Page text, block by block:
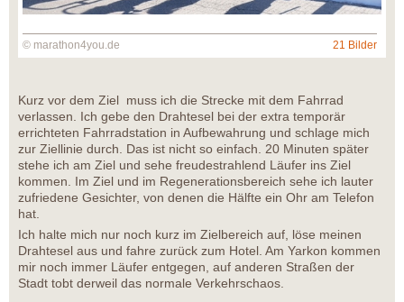
© marathon4you.de 21 Bilder
Kurz vor dem Ziel muss ich die Strecke mit dem Fahrrad
verlassen. Ich gebe den Drahtesel bei der extra temporär
errichteten Fahrradstation in Aufbewahrung und schlage mich
zur Ziellinie durch. Das ist nicht so einfach. 20 Minuten später
stehe ich am Ziel und sehe freudestrahlend Läufer ins Ziel
kommen. Im Ziel und im Regenerationsbereich sehe ich lauter
zufriedene Gesichter, von denen die Hälfte ein Ohr am Telefon
hat.
Ich halte mich nur noch kurz im Zielbereich auf, löse meinen
Drahtesel aus und fahre zurück zum Hotel. Am Yarkon kommen
mir noch immer Läufer entgegen, auf anderen Straßen der
Stadt tobt derweil das normale Verkehrschaos.